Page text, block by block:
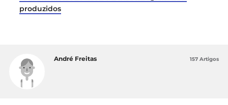
produzidos
André Freitas 157 Artigos